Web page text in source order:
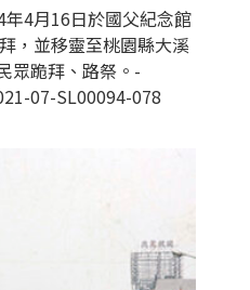
4月16日於國父紀念館
，並移靈至桃園縣大溪
眾跪拜、路祭。-
07-SL00094-078